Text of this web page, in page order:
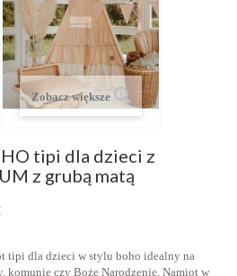
Zobacz większe
tipi dla dzieci z
z grubą matą
tipi dla dzieci w stylu boho idealny na
komunię czy Boże Narodzenie. Namiot w